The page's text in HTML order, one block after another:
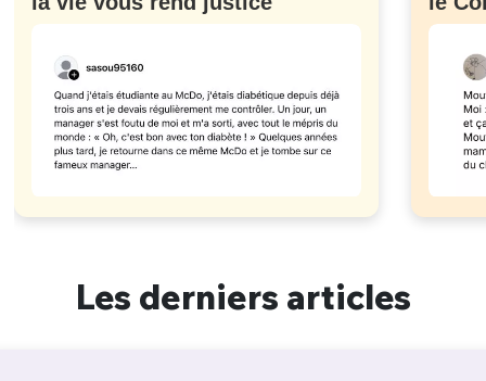
Les derniers articles